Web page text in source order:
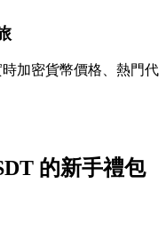
時加密貨幣價格、熱門代
的新手禮包